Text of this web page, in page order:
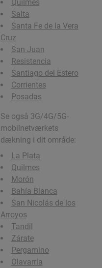
Quilmes
Salta
Santa Fe de la Vera
Cruz
San Juan
Resistencia
Santiago del Estero
Corrientes
Posadas
Se også 3G/4G/5G-
mobilnetværkets
dækning i dit område:
La Plata
Quilmes
Morón
Bahía Blanca
San Nicolás de los
Arroyos
Tandil
Zárate
Pergamino
Olavarría